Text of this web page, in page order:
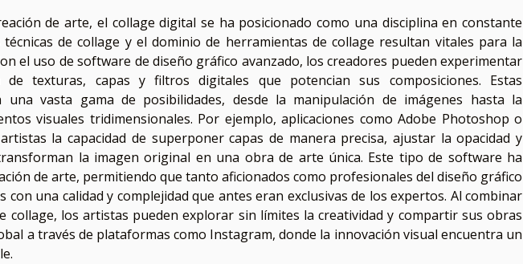
de arte, el collage digital se ha posicionado como una disciplina en constante
de collage y el dominio de herramientas de collage resultan vitales para la
el uso de software de diseño gráfico avanzado, los creadores pueden experimentar
de texturas, capas y filtros digitales que potencian sus composiciones. Estas
una vasta gama de posibilidades, desde la manipulación de imágenes hasta la
visuales tridimensionales. Por ejemplo, aplicaciones como Adobe Photoshop o
la capacidad de superponer capas de manera precisa, ajustar la opacidad y
la imagen original en una obra de arte única. Este tipo de software ha
de arte, permitiendo que tanto aficionados como profesionales del diseño gráfico
con una calidad y complejidad que antes eran exclusivas de los expertos. Al combinar
collage, los artistas pueden explorar sin límites la creatividad y compartir sus obras
a través de plataformas como Instagram, donde la innovación visual encuentra un